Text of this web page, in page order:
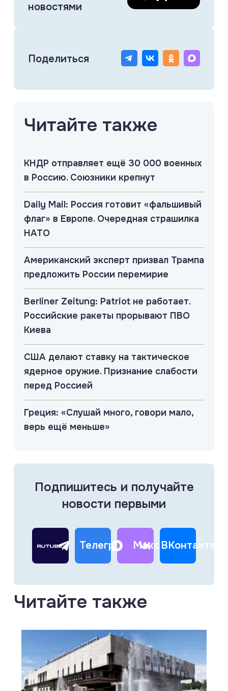
новостями
Поделиться
Читайте также
КНДР отправляет ещё 30 000 военных
в Россию. Союзники крепнут
Daily Mail: Россия готовит «фальшивый
флаг» в Европе. Очередная страшилка
НАТО
Американский эксперт призвал Трампа
предложить России перемирие
Berliner Zeitung: Patriot не работает.
Российские ракеты прорывают ПВО
Киева
США делают ставку на тактическое
ядерное оружие. Признание слабости
перед Россией
Греция: «Слушай много, говори мало,
верь ещё меньше»
Подпишитесь и получайте
новости первыми
Телеграм Макс ВКонтакте
Читайте также